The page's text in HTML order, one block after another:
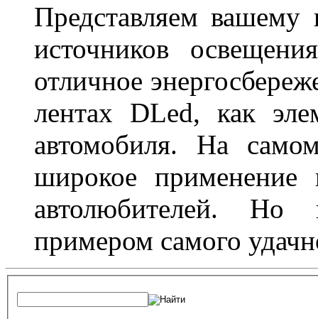
Представляем
источников
отличное
лентах DLed, как
автомобиля. На
широкое
автолюбителей. Но
примером самого